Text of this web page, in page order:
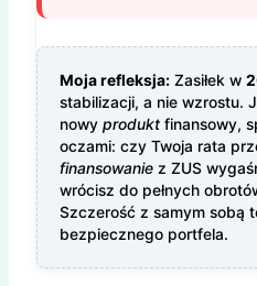
Moja refleksja:Zasiłek w
stabilizacji, a nie wzrostu.
nowy produktfinansowy,
oczami: czy Twoja rata
finansowaniez ZUS
wrócisz do pełnych
Szczerość z samym sobą
bezpiecznego portfela.